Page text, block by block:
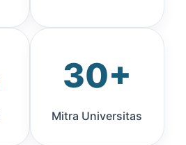
30+
Mitra Universitas